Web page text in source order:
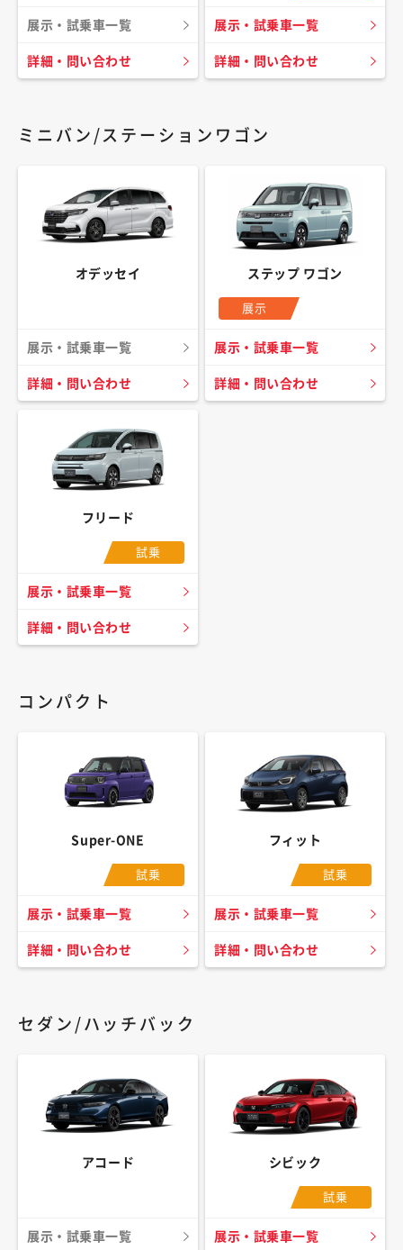
展示・試乗車一覧
詳細・問い合わせ
展示・試乗車一覧
詳細・問い合わせ
ミニバン/ステーションワゴン
オデッセイ
展示・試乗車一覧
詳細・問い合わせ
ステップ ワゴン
展示
展示・試乗車一覧
詳細・問い合わせ
フリード
試乗
展示・試乗車一覧
詳細・問い合わせ
コンパクト
Super-ONE
試乗
展示・試乗車一覧
詳細・問い合わせ
フィット
試乗
展示・試乗車一覧
詳細・問い合わせ
セダン/ハッチバック
アコード
展示・試乗車一覧
シビック
試乗
展示・試乗車一覧